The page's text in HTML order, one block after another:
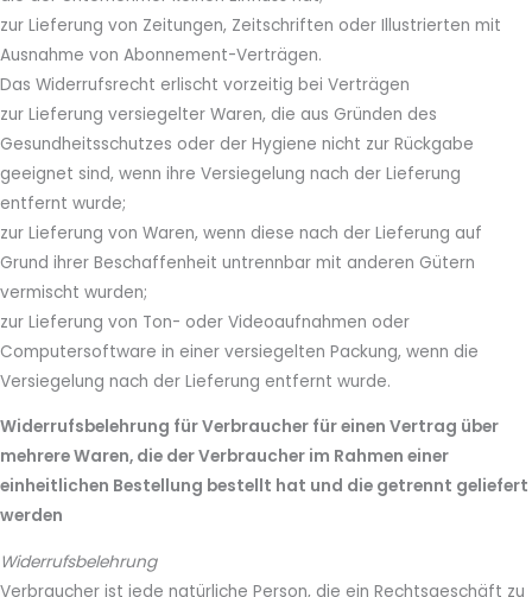
zur Lieferung von Zeitungen, Zeitschriften oder Illustrierten mit
Ausnahme von Abonnement-Verträgen.
Das Widerrufsrecht erlischt vorzeitig bei Verträgen
zur Lieferung versiegelter Waren, die aus Gründen des
Gesundheitsschutzes oder der Hygiene nicht zur Rückgabe
geeignet sind, wenn ihre Versiegelung nach der Lieferung
entfernt wurde;
zur Lieferung von Waren, wenn diese nach der Lieferung auf
Grund ihrer Beschaffenheit untrennbar mit anderen Gütern
vermischt wurden;
zur Lieferung von Ton- oder Videoaufnahmen oder
Computersoftware in einer versiegelten Packung, wenn die
Versiegelung nach der Lieferung entfernt wurde.
Widerrufsbelehrung für Verbraucher für einen Vertrag über
mehrere Waren, die der Verbraucher im Rahmen einer
einheitlichen Bestellung bestellt hat und die getrennt geliefert
werden
Widerrufsbelehrung
Verbraucher ist jede natürliche Person, die ein Rechtsgeschäft zu